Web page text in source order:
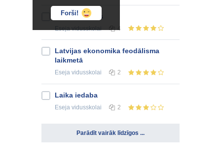
Forši!
Laika jēdziens
4
Latvijas ekonomika feodālisma
laikmetā
Eseja vidusskolai 2
Laika iedaba
Eseja vidusskolai 2
Parādīt vairāk līdzīgos ...